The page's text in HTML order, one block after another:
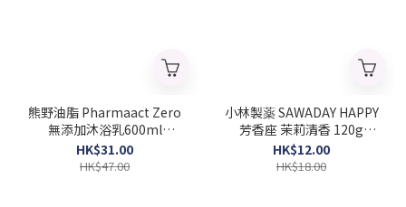
熊野油脂 Pharmaact Zero
無添加沐浴乳600ml
(Barcode: 4513574007260)
HK$31.00
HK$47.00
小林製薬 SAWADAY HAPPY
芳香座 茉莉清香 120g
(Barcode: 4987072088302)
HK$12.00
HK$18.00